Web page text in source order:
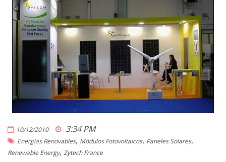
10/12/2010 3:34 PM
Energías Renovables, Módulos Fotovoltaicos, Paneles Solares,
Renewable Energy, Zytech France